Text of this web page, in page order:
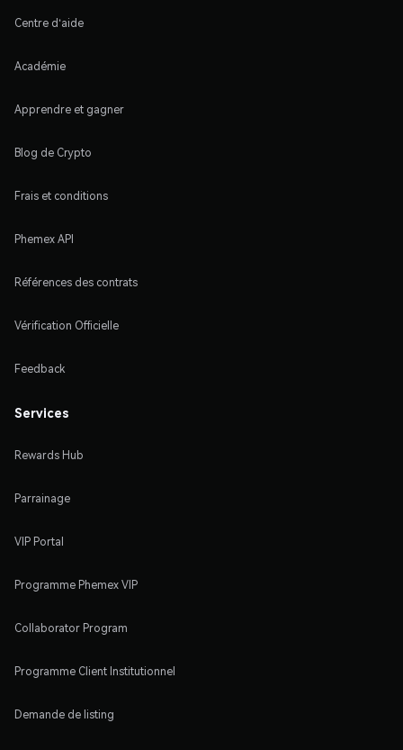
Centre d'aide
Académie
Apprendre et gagner
Blog de Crypto
Frais et conditions
Phemex API
Références des contrats
Vérification Officielle
Feedback
Services
Rewards Hub
Parrainage
VIP Portal
Programme Phemex VIP
Collaborator Program
Programme Client Institutionnel
Demande de listing